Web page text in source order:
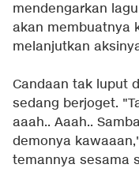
mendengarkan
akan membuatnya
melanjutkan
Candaan tak luput
sedang berjoget.
aaah.. Aaah..
demonya
temannya sesama